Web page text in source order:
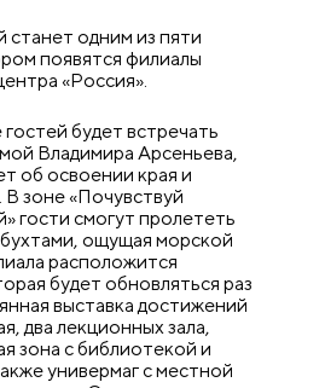
станет одним из пяти
появятся филиалы
«Россия».
будет встречать
Владимира Арсеньева,
об освоении края и
В зоне «Почувствуй
гости смогут пролететь
ощущая морской
расположится
будет обновляться раз
выставка достижений
два лекционных зала,
зона с библиотекой и
универмаг с местной